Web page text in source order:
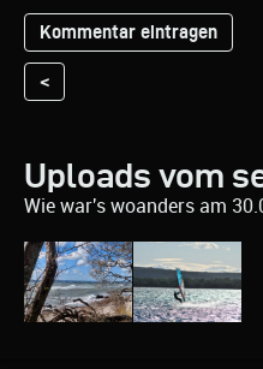
<
Uploads vom
Wie war's woanders am